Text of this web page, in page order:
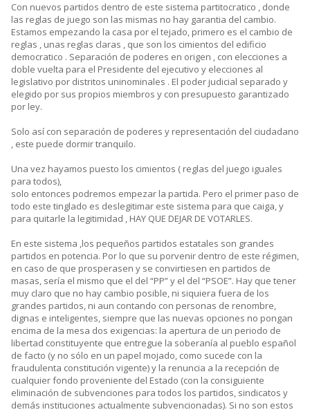
Con nuevos partidos dentro de este sistema partitocratico , donde
las reglas de juego son las mismas no hay garantia del cambio.
Estamos empezando la casa por el tejado, primero es el cambio de
reglas , unas reglas claras , que son los cimientos del edificio
democratico . Separación de poderes en origen , con elecciones a
doble vuelta para el Presidente del ejecutivo y elecciones al
legislativo por distritos uninominales . El poder judicial separado y
elegido por sus propios miembros y con presupuesto garantizado
por ley.
Solo así con separación de poderes y representación del ciudadano
, este puede dormir tranquilo.
Una vez hayamos puesto los cimientos ( reglas del juego iguales
para todos),
solo entonces podremos empezar la partida. Pero el primer paso de
todo este tinglado es deslegitimar este sistema para que caiga, y
para quitarle la legitimidad , HAY QUE DEJAR DE VOTARLES.
En este sistema ,los pequeños partidos estatales son grandes
partidos en potencia. Por lo que su porvenir dentro de este régimen,
en caso de que prosperasen y se convirtiesen en partidos de
masas, sería el mismo que el del “PP” y el del “PSOE”. Hay que tener
muy claro que no hay cambio posible, ni siquiera fuera de los
grandes partidos, ni aun contando con personas de renombre,
dignas e inteligentes, siempre que las nuevas opciones no pongan
encima de la mesa dos exigencias: la apertura de un periodo de
libertad constituyente que entregue la soberanía al pueblo español
de facto (y no sólo en un papel mojado, como sucede con la
fraudulenta constitución vigente) y la renuncia a la recepción de
cualquier fondo proveniente del Estado (con la consiguiente
eliminación de subvenciones para todos los partidos, sindicatos y
demás instituciones actualmente subvencionadas). Si no son estos